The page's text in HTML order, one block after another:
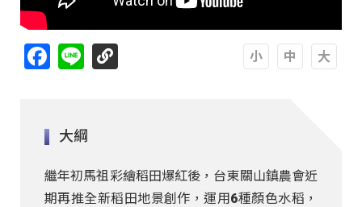
Facebook
Line
大綱
繼年初馬祖彩繪稻田爆紅後，台東關山鎮農會近
期再推全新稻田地景創作，運用6種顏色水稻，